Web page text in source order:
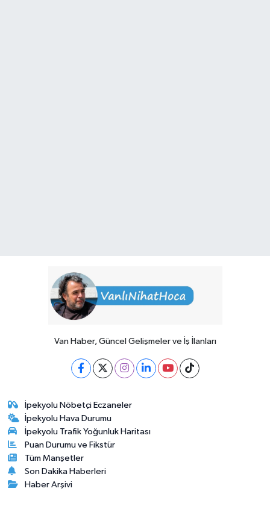
Van Haber, Güncel Gelişmeler ve İş İlanları
İpekyolu Nöbetçi Eczaneler
İpekyolu Hava Durumu
İpekyolu Trafik Yoğunluk Haritası
Puan Durumu ve Fikstür
Tüm Manşetler
Son Dakika Haberleri
Haber Arşivi